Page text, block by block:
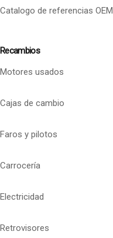
Catalogo de referencias OEM
Recambios
Motores usados
Cajas de cambio
Faros y pilotos
Carrocería
Electricidad
Retrovisores